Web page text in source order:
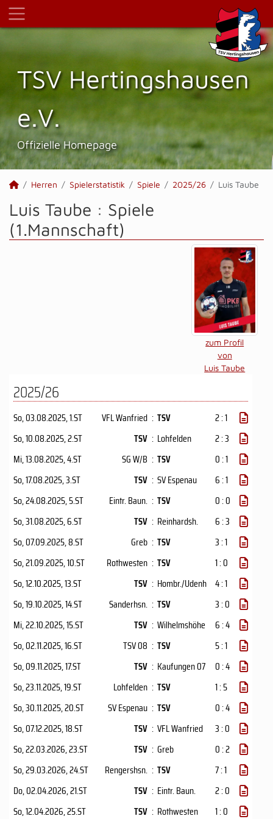
TSV Hertings­hausen
e.V.
Offizielle Homepage
Herren Spielerstatistik Spiele 2025/26 Luis Taube
Luis Taube : Spiele
(1.Mannschaft)
zum Profil
von
Luis Taube
2025/26
So, 03.08.2025, 1.ST VFL Wanfried : TSV
2 : 1
So, 10.08.2025, 2.ST TSV : Lohfelden
2 : 3
Mi, 13.08.2025, 4.ST SG W/B : TSV
0 : 1
So, 17.08.2025, 3.ST TSV : SV Espenau
6 : 1
So, 24.08.2025, 5.ST Eintr. Baun. : TSV
0 : 0
So, 31.08.2025, 6.ST TSV : Reinhardsh.
6 : 3
So, 07.09.2025, 8.ST Greb : TSV
3 : 1
So, 21.09.2025, 10.ST Rothwesten : TSV
1 : 0
So, 12.10.2025, 13.ST TSV : Hombr./Udenh 4 : 1
So, 19.10.2025, 14.ST Sanderhsn. : TSV
3 : 0
Mi, 22.10.2025, 15.ST TSV : Wilhelmshöhe
6 : 4
So, 02.11.2025, 16.ST TSV 08 : TSV
5 : 1
So, 09.11.2025, 17.ST TSV : Kaufungen 07
0 : 4
So, 23.11.2025, 19.ST Lohfelden : TSV
1 : 5
So, 30.11.2025, 20.ST SV Espenau : TSV
0 : 4
So, 07.12.2025, 18.ST TSV : VFL Wanfried
3 : 0
So, 22.03.2026, 23.ST TSV : Greb
0 : 2
So, 29.03.2026, 24.ST Rengershsn. : TSV
7 : 1
Do, 02.04.2026, 21.ST TSV : Eintr. Baun.
2 : 0
So, 12.04.2026, 25.ST TSV : Rothwesten 1 : 0